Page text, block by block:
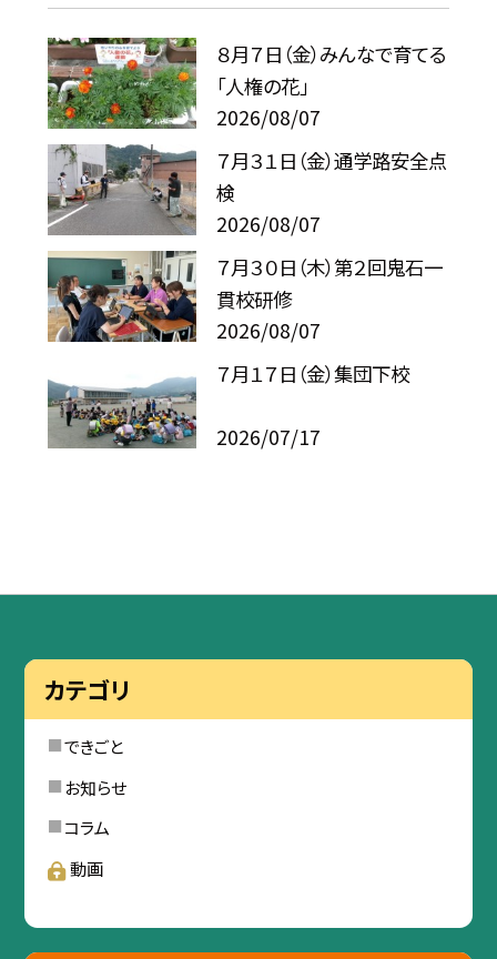
８月７日（金）みんなで育てる
「人権の花」
2026/08/07
７月３１日（金）通学路安全点
検
2026/08/07
７月３０日（木）第２回鬼石一
貫校研修
2026/08/07
７月１７日（金）集団下校
2026/07/17
カテゴリ
できごと
お知らせ
コラム
動画